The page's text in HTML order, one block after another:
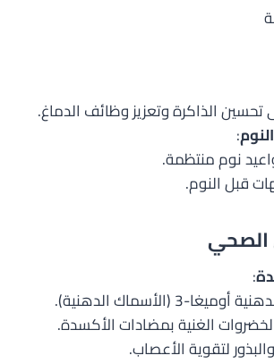
تحسين الذاكرة وتعزيز وظائف الدماغ.
:
نوم منتظمة.
قبل النوم.
الصحي
:
3 (الأسماك الدهنية).
الغنية بمضادات الأكسدة.
لتقوية الأعصاب.